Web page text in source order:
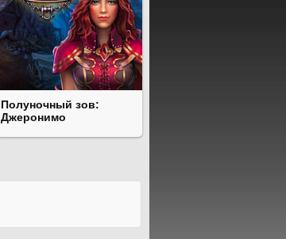
Полуночный зов:
Джеронимо